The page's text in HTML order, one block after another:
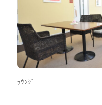
ﾗｳﾝｼﾞ